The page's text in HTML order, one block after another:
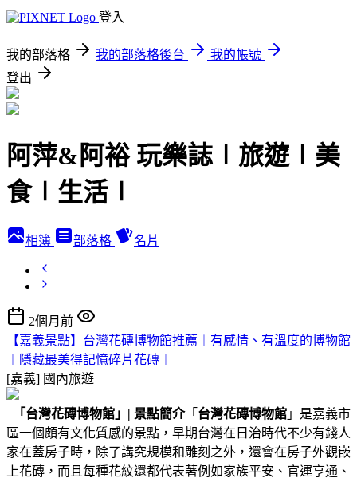
登入
我的部落格 我的部落格後台
我的帳號
登出
阿萍&阿裕 玩樂誌∣旅遊∣美
食∣生活∣
相簿 部落格 名片
2個月前
【嘉義景點】台灣花磚博物館推薦︱有感情、有溫度的博物館
︱隱藏最美得記憶碎片花磚︱
[嘉義] 國內旅遊
「台灣花磚博物館」 | 景點簡介「 台灣花磚博物館 」是嘉義市
區一個頗有文化質感的景點，早期台灣在日治時代不少有錢人
家在蓋房子時，除了講究規模和雕刻之外，還會在房子外觀嵌
上花磚，而且每種花紋還都代表著例如家族平安、官運亨通、